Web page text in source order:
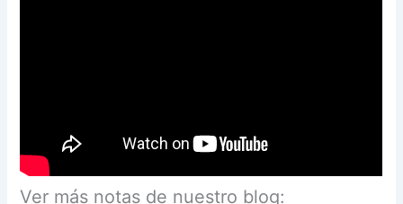
Ver más notas de nuestro blog: